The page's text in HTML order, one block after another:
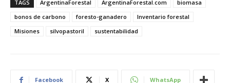
TAGS ArgentinaForestal ArgentinaForestal.com
biomasa
bonos de carbono
foresto-ganadero
Inventario forestal
Misiones
silvopastoril sustentabilidad
Facebook X WhatsApp